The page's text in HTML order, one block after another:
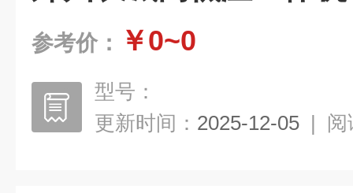
参考价： ￥0~0
型号：
更新时间： 2025-12-05 | 阅